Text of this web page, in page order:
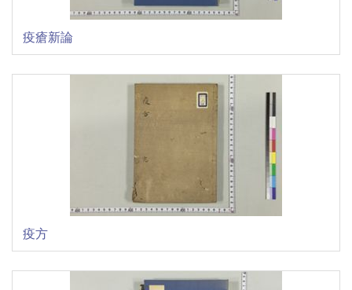
疫瘡新論
疫方